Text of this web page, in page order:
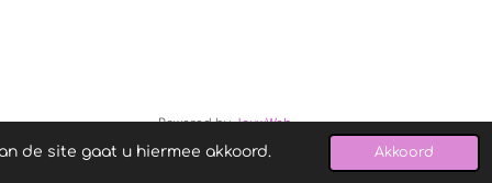
de site gaat u hiermee akkoord. Akkoord
Powered byJouwWeb